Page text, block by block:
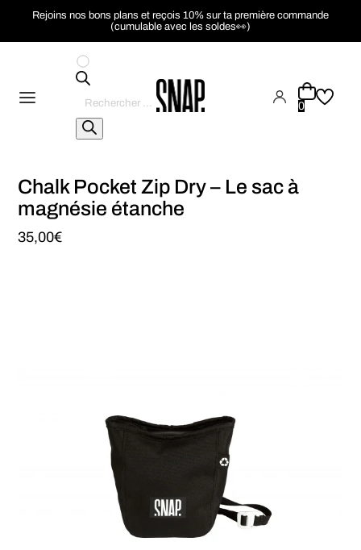
Rejoins nos bons plans et reçois 10% sur ta première commande
(cumulable avec les soldes👀)
de
produits
0
Chalk Pocket Zip Dry – Le sac à
magnésie étanche
35,00€